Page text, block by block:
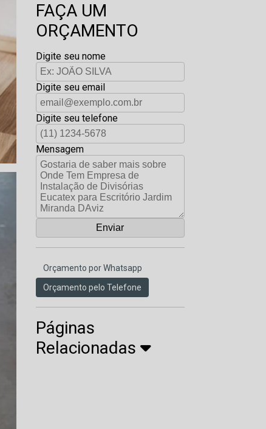
FAÇA UM
ORÇAMENTO
Digite seu nome
Digite seu email
Digite seu telefone
Mensagem
Orçamento por Whatsapp
Orçamento pelo Telefone
Páginas
Relacionadas